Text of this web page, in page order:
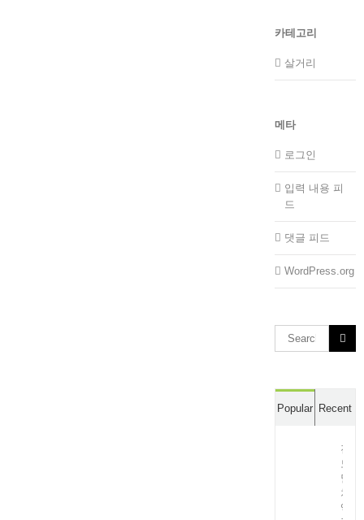
카테고리
살거리
메타
로그인
입력 내용 피
드
댓글 피드
WordPress.org
Search
for:
Popular Recent
전
도
멸
치
액